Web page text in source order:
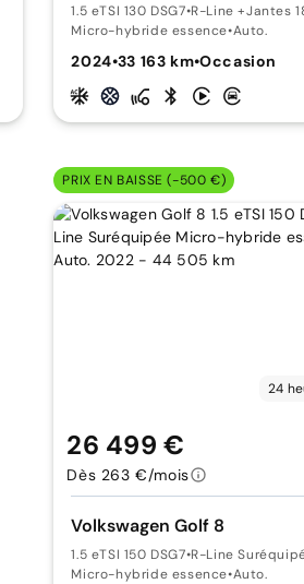
1.5 eTSI 130 DSG7•R-Line +Jantes
Micro-hybride essence•Auto.
2024•33 163 km•Occasion
PRIX EN BAISSE (-500 €)
24
Volkswagen Golf 8
1.5 eTSI 150 DSG7•R-Line
Micro-hybride essence•Auto.
26 499 €
Dès 263 €/mois